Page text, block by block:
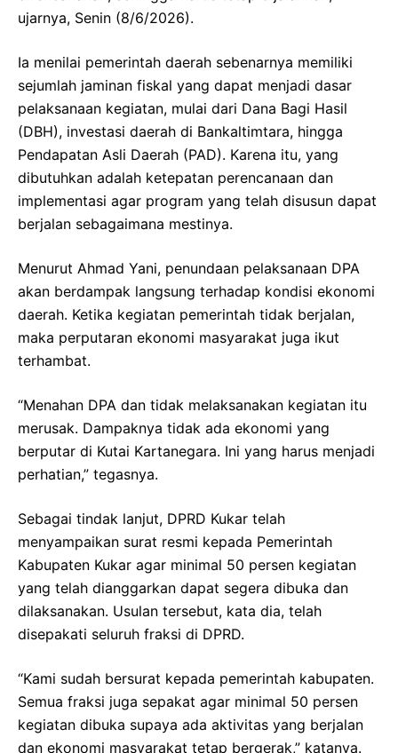
ujarnya, Senin (8/6/2026).
Ia menilai pemerintah daerah sebenarnya memiliki
sejumlah jaminan fiskal yang dapat menjadi dasar
pelaksanaan kegiatan, mulai dari Dana Bagi Hasil
(DBH), investasi daerah di Bankaltimtara, hingga
Pendapatan Asli Daerah (PAD). Karena itu, yang
dibutuhkan adalah ketepatan perencanaan dan
implementasi agar program yang telah disusun dapat
berjalan sebagaimana mestinya.
Menurut Ahmad Yani, penundaan pelaksanaan DPA
akan berdampak langsung terhadap kondisi ekonomi
daerah. Ketika kegiatan pemerintah tidak berjalan,
maka perputaran ekonomi masyarakat juga ikut
terhambat.
“Menahan DPA dan tidak melaksanakan kegiatan itu
merusak. Dampaknya tidak ada ekonomi yang
berputar di Kutai Kartanegara. Ini yang harus menjadi
perhatian,” tegasnya.
Sebagai tindak lanjut, DPRD Kukar telah
menyampaikan surat resmi kepada Pemerintah
Kabupaten Kukar agar minimal 50 persen kegiatan
yang telah dianggarkan dapat segera dibuka dan
dilaksanakan. Usulan tersebut, kata dia, telah
disepakati seluruh fraksi di DPRD.
“Kami sudah bersurat kepada pemerintah kabupaten.
Semua fraksi juga sepakat agar minimal 50 persen
kegiatan dibuka supaya ada aktivitas yang berjalan
dan ekonomi masyarakat tetap bergerak,” katanya.